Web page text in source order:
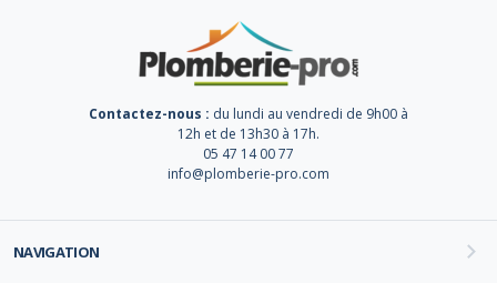
Contactez-nous : du lundi au vendredi de 9h00 à
12h et de 13h30 à 17h.
05 47 14 00 77
info@plomberie-pro.com
NAVIGATION